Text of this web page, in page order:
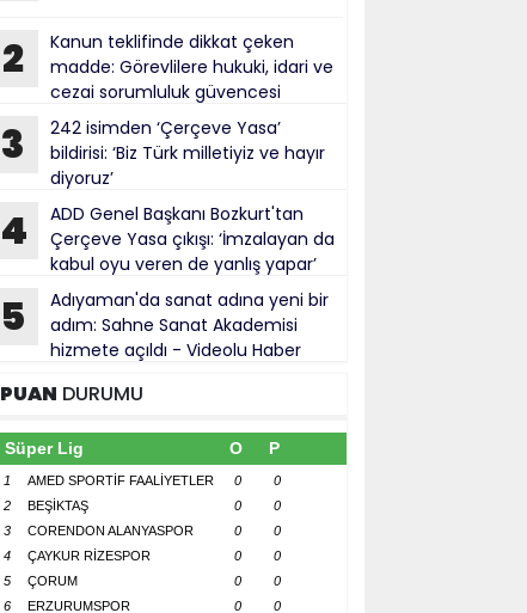
2
Kanun teklifinde dikkat çeken
madde: Görevlilere hukuki, idari ve
cezai sorumluluk güvencesi
3
242 isimden ‘Çerçeve Yasa’
bildirisi: ‘Biz Türk milletiyiz ve hayır
diyoruz’
4
ADD Genel Başkanı Bozkurt'tan
Çerçeve Yasa çıkışı: ‘İmzalayan da
kabul oyu veren de yanlış yapar’
5
Adıyaman'da sanat adına yeni bir
adım: Sahne Sanat Akademisi
hizmete açıldı - Videolu Haber
PUAN DURUMU
Süper Lig O P
1 AMED SPORTİF FAALİYETLER 0
0
2
BEŞİKTAŞ 0
0
3
CORENDON ALANYASPOR 0
0
4
ÇAYKUR RİZESPOR 0
0
5
ÇORUM 0
0
6
ERZURUMSPOR 0
0